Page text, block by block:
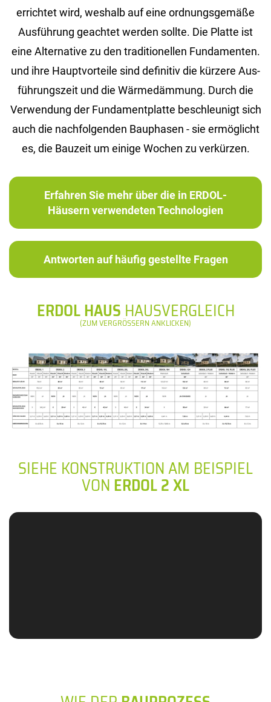
er­rich­tet wird, wes­halb auf eine ord­nungs­ge­mä­ße
Aus­füh­rung ge­ach­tet wer­den soll­te. Die Plat­te ist
eine Al­ter­na­ti­ve zu den tra­di­tio­nel­len Fun­da­men­ten.
und ihre Haupt­vor­tei­le sind de­fi­ni­tiv die kür­ze­re Aus­
füh­rungs­zeit und die Wär­me­däm­mung. Durch die
Ver­wen­dung der Fun­da­ment­plat­te be­schleu­nigt sich
auch die nach­fol­gen­den Bau­pha­sen - sie er­mög­licht
es, die Bau­zeit um ei­ni­ge Wo­chen zu ver­kür­zen.
Erfahren Sie mehr über die in ERDOL-
Häusern verwendeten Technologien
Antworten auf häufig gestellte Fragen
ERDOL HAUS HAUSVERGLEICH
(ZUM VERGRÖSSERN ANKLICKEN)
SIEHE KONSTRUKTION AM BEISPIEL
VONERDOL 2 XL